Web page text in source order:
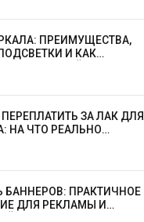
ПРЕИМУЩЕСТВА,
И КАК
ПЕРЕПЛАТИТЬ ЗА ЛАК ДЛЯ
НА ЧТО РЕАЛЬНО
БАННЕРОВ: ПРАКТИЧНОЕ
ДЛЯ РЕКЛАМЫ И